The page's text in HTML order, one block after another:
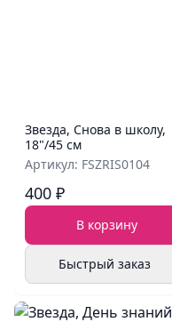
Звезда, Снова в школу,
18"/45 см
Артикул: FSZRIS0104
400 ₽
В корзину
Быстрый заказ